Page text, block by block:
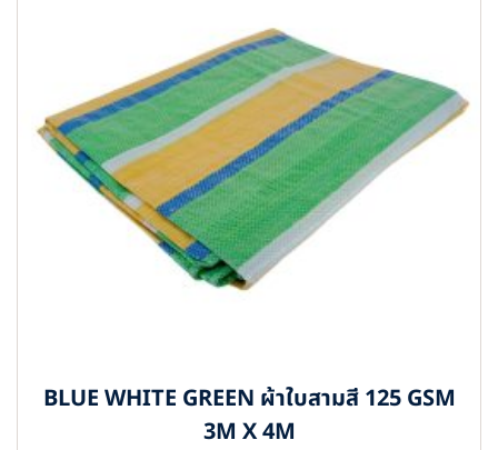
BLUE WHITE GREEN ผ้าใบสามสี 125 GSM
3M X 4M